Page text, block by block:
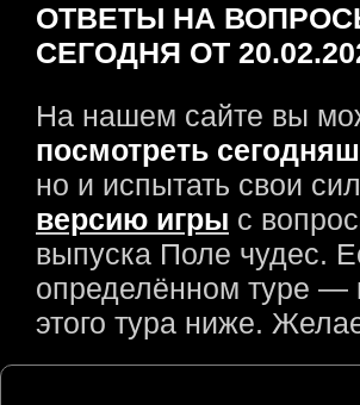
ОТВЕТЫ НА
СЕГОДНЯ ОТ
На нашем сайте вы
посмотреть
но и испытать свои
версию игры с
выпуска Поле чудес.
определённом туре —
этого тура ниже.